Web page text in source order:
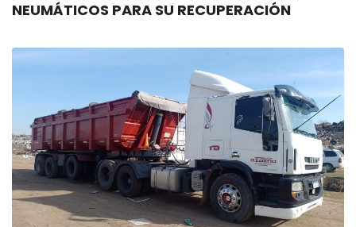
NEUMÁTICOS PARA SU RECUPERACIÓN